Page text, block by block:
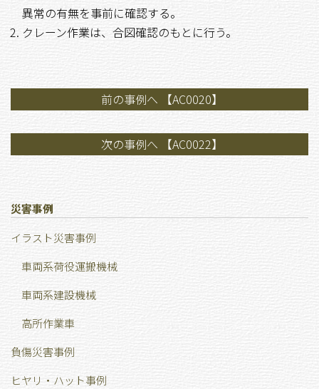
異常の有無を事前に確認する。
クレーン作業は、合図確認のもとに行う。
前の事例へ 【AC0020】
次の事例へ 【AC0022】
災害事例
イラスト災害事例
車両系荷役運搬機械
車両系建設機械
高所作業車
負傷災害事例
ヒヤリ・ハット事例